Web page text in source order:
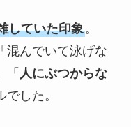
していた印象。
混んでいて泳げな
「 人にぶつからな
した。